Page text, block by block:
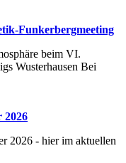
Funkerbergmeeting
beim VI.
Wusterhausen Bei
2026
2026 - hier im aktuellen